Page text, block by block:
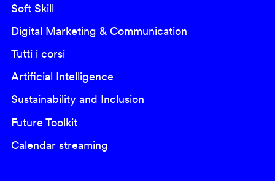
Soft Skill
Digital Marketing & Communication
Tutti i corsi
Artificial Intelligence
Sustainability and Inclusion
Future Toolkit
Calendar streaming